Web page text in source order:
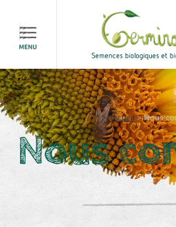
Accueil>Nous
Nous